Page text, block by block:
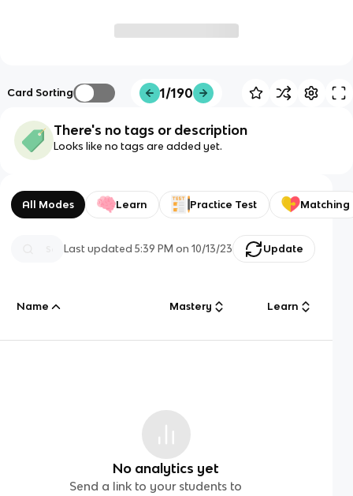
Card Sorting 1/190
There's no tags or description
Looks like no tags are added yet.
All Modes Learn Practice Test Matching
Last updated5:39 PM on 10/13/23 Update
Name Mastery Learn
No analytics yet
Send a link to your students to